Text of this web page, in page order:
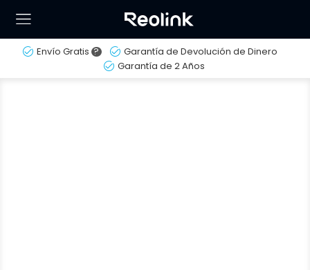
Envío Gratis ?
Garantía de Devolución de Dinero
Garantía de 2 Años